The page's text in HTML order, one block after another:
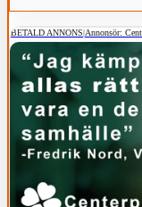
BETALD ANNONS|Annonsör: